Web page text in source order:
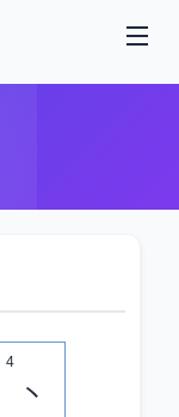
4
丶